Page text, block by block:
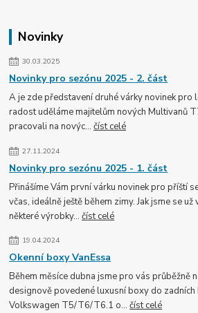
Novinky
30.03.2025
Novinky pro sezónu 2025 - 2. část
A je zde představení druhé várky novinek pro
radost uděláme majitelům nových Multivanů
pracovali na novýc...číst celé
27.11.2024
Novinky pro sezónu 2025 - 1. část
Přinášíme Vám první várku novinek pro příští
včas, ideálně ještě během zimy. Jak jsme se
některé výrobky...číst celé
19.04.2024
Okenní boxy VanEssa
Během měsíce dubna jsme pro vás průběžně
designově povedené luxusní boxy do zadních
Volkswagen T5/T6/T6.1 o...číst celé